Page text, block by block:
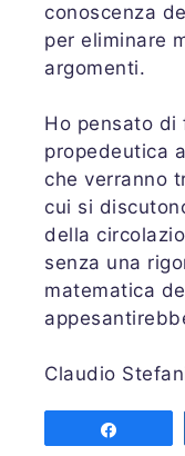
conoscenza
per eliminare
argomenti.
Ho pensato di
propedeutica
che verranno
cui si
della
senza una
matematica
Claudio